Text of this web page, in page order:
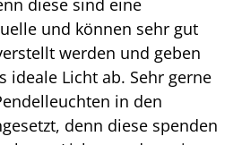
diese sind eine
und können sehr gut
werden und geben
ideale Licht ab. Sehr gerne
in den
denn diese spenden